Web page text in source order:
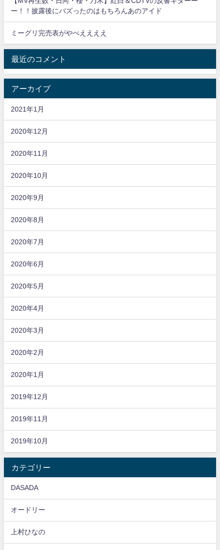
ー！！披露後にバズったのはもちろんあのアイド
ミーグリ完売表がやべええええ
最近のコメント
アーカイブ
2021年1月
2020年12月
2020年11月
2020年10月
2020年9月
2020年8月
2020年7月
2020年6月
2020年5月
2020年4月
2020年3月
2020年2月
2020年1月
2019年12月
2019年11月
2019年10月
カテゴリー
DASADA
オードリー
上村ひなの